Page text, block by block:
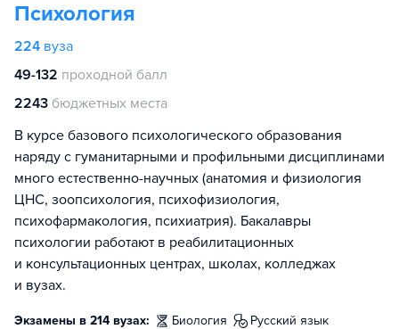
Психология
224 вуза
49-132 проходной балл
2243 бюджетных места
В курсе базового психологического образования
наряду с гуманитарными и профильными дисциплинами
много естественно-научных (анатомия и физиология
ЦНС, зоопсихология, психофизиология,
психофармакология, психиатрия). Бакалавры
психологии работают в реабилитационных
и консультационных центрах, школах, колледжах
и вузах.
Экзамены в 214 вузах: биология
русский язык